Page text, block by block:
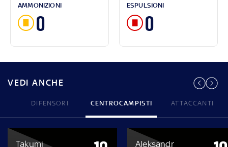
AMMONIZIONI
0
ESPULSIONI
0
VEDI ANCHE
DIFENSORI CENTROCAMPISTI ATTACCANTI
Takumi Aleksandr